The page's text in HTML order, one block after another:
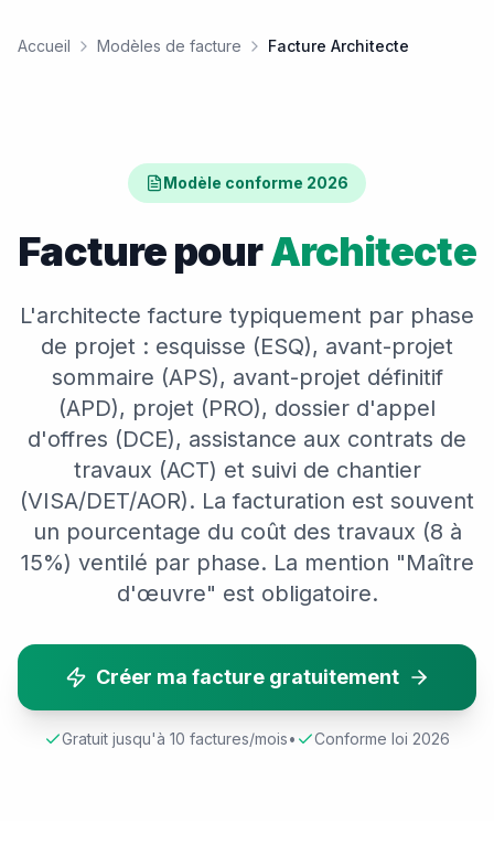
Accueil Modèles de facture Facture Architecte
Modèle conforme 2026
Facture pourArchitecte
L'architecte facture typiquement par phase
de projet : esquisse (ESQ), avant-projet
sommaire (APS), avant-projet définitif
(APD), projet (PRO), dossier d'appel
d'offres (DCE), assistance aux contrats de
travaux (ACT) et suivi de chantier
(VISA/DET/AOR). La facturation est souvent
un pourcentage du coût des travaux (8 à
15%) ventilé par phase. La mention "Maître
d'œuvre" est obligatoire.
Créer ma facture gratuitement
Gratuit jusqu'à 10 factures/mois• Conforme loi 2026